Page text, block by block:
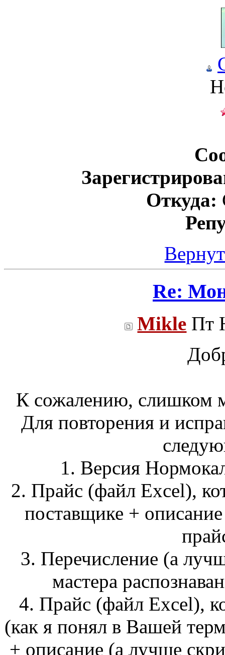
Откуда:
Re:
Mikle Пт
К сожалению, слишком
Для повторения и
1. Версия
2. Прайс (файл Excel),
поставщике +
3. Перечисление (а
мастера
4. Прайс (файл Excel),
(как я понял в Вашей
+ описание (а лучше